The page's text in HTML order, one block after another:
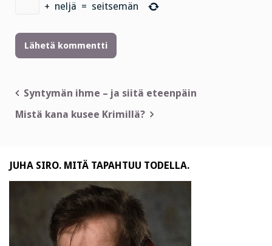
+ neljä = seitsemän
Artikkelien
selaus
Syntymän ihme – ja siitä eteenpäin
Mistä kana kusee Krimillä?
JUHA SIRO. MITÄ TAPAHTUU TODELLA.